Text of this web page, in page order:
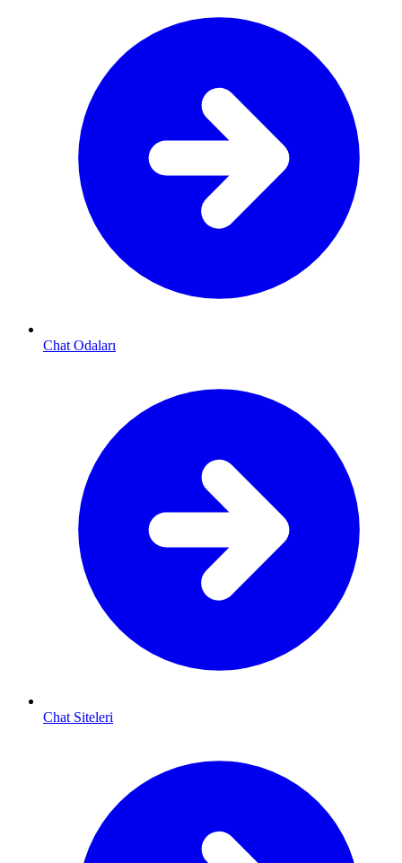
Chat Odaları
Chat Siteleri